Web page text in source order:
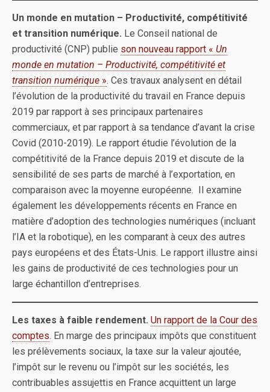
Un monde en mutation – Productivité, compétitivité
et transition numérique. Le Conseil national de
productivité (CNP) publie son nouveau rapport « Un
monde en mutation – Productivité, compétitivité et
transition numérique ». Ces travaux analysent en détail
l’évolution de la productivité du travail en France depuis
2019 par rapport à ses principaux partenaires
commerciaux, et par rapport à sa tendance d’avant la crise
Covid (2010-2019). Le rapport étudie l’évolution de la
compétitivité de la France depuis 2019 et discute de la
sensibilité de ses parts de marché à l’exportation, en
comparaison avec la moyenne européenne. Il examine
également les développements récents en France en
matière d’adoption des technologies numériques (incluant
l’IA et la robotique), en les comparant à ceux des autres
pays européens et des États-Unis. Le rapport illustre ainsi
les gains de productivité de ces technologies pour un
large échantillon d’entreprises.
Les taxes à faible rendement. Un rapport de la Cour des
comptes. En marge des principaux impôts que constituent
les prélèvements sociaux, la taxe sur la valeur ajoutée,
l’impôt sur le revenu ou l’impôt sur les sociétés, les
contribuables assujettis en France acquittent un large